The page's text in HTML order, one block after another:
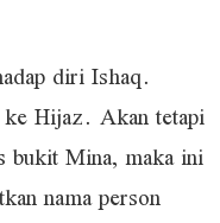
diri Ishaq.
ke Hijaz. Akan tetapi
bukit Mina, maka ini
nama person